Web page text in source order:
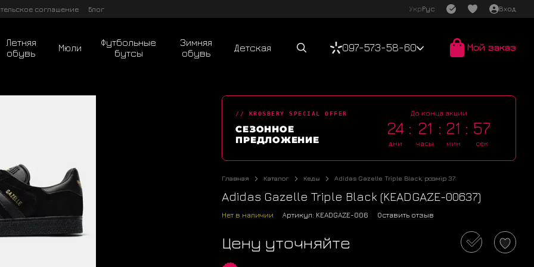
соглашение Блог УкрРус Вход
Летняя
обувь
Мюли
Футбольные
бутсы
Зимняя
обувь
Детская 097-573-58-60 Мой заказ
// KROSBERY SPECIAL OFFER
СЕЗОННОЕ
ПРЕДЛОЖЕНИЕ
До конца акции
24
дни
21
часы
21
мин
57
сек
Главная Каталог Кеды Adidas Gazelle Triple Black, розмір 37
Adidas Gazelle Triple Black (KEADGAZE-00637)
Нет в наличии Артикул: KEADGAZE-006 Оставить отзыв
Цену уточняйте